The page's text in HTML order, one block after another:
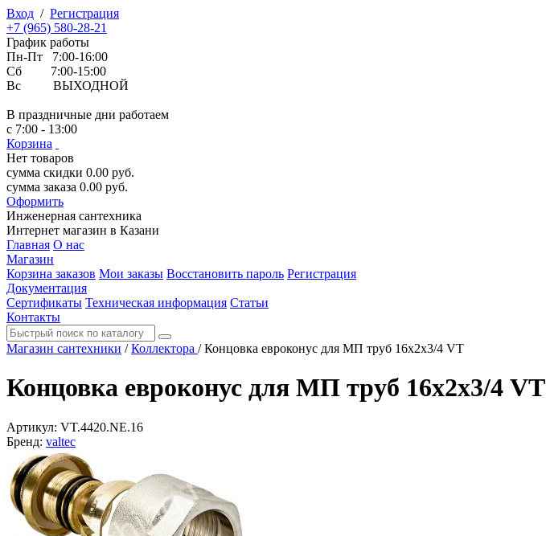
Вход / Регистрация
+7 (965) 580-28-21
График работы
Пн-Пт 7:00-16:00
Сб 7:00-15:00
Вс ВЫХОДНОЙ
В праздничные дни работаем
с 7:00 - 13:00
Корзина
Нет товаров
сумма скидки 0.00 руб.
сумма заказа 0.00 руб.
Оформить
Инженерная сантехника
Интернет магазин в Казани
Главная О нас
Магазин
Корзина заказов Мои заказы Восстановить пароль Регистрация
Документация
Сертификаты Техническая информация Статьи
Контакты
Магазин сантехники / Коллектора / Концовка евроконус для МП труб 16х2х3/4 VT
Концовка евроконус для МП труб 16х2х3/4 VT
Артикул: VT.4420.NE.16
Бренд: valtec